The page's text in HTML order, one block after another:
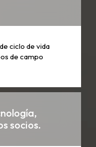
ciclo de vida
de campo
socios.